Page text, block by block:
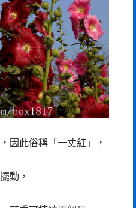
因此俗稱「一丈紅」，
動，